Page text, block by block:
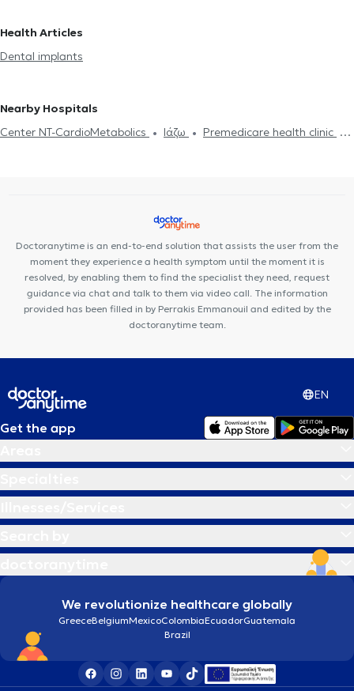
PATISIA
Orthodontists in PLATIA MAVILI
Health Articles
Dental implants
Nearby Hospitals
Center NT-CardioMetabolics
Ιάζω
Premedicare health clinic
Doctoranytime is an end-to-end solution that assists the user from the
moment they experience a health symptom until the moment it is
resolved, by enabling them to find the specialist they need, request
guidance via chat and talk to them via video call. The information
provided has been filled in by Perrakis Emmanouil and edited by the
doctoranytime team.
EN
Get the app
We revolutionize healthcare globally
GreeceBelgiumMexicoColombiaEcuadorGuatemala
Brazil